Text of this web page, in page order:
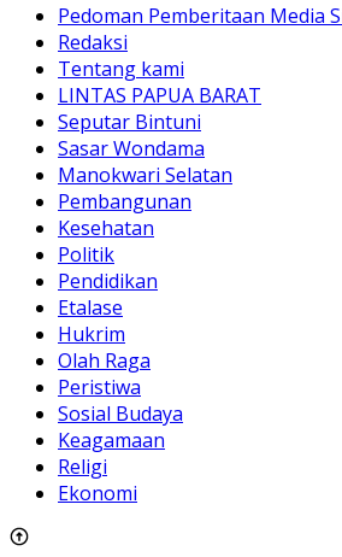
Pedoman Pemberitaan Media
Redaksi
Tentang kami
LINTAS PAPUA BARAT
Seputar Bintuni
Sasar Wondama
Manokwari Selatan
Pembangunan
Kesehatan
Politik
Pendidikan
Etalase
Hukrim
Olah Raga
Peristiwa
Sosial Budaya
Keagamaan
Religi
Ekonomi